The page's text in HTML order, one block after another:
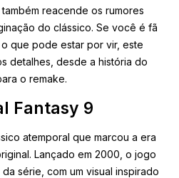
reacende os rumores
do clássico. Se você é fã
que pode estar por vir, este
detalhes, desde a história do
o remake.
Fantasy 9
atemporal que marcou a era
Lançado em 2000, o jogo
série, com um visual inspirado